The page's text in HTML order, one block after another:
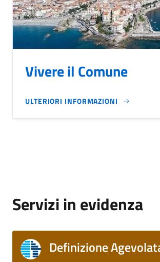
Vivere il Comune
ULTERIORI INFORMAZIONI
Servizi in evidenza
Definizione